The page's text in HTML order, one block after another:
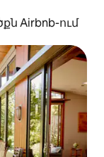
Airbnb-ում